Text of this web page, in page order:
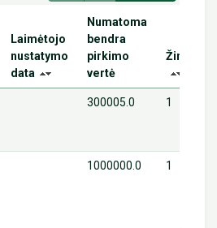
Laimėtojo
nustatymo
data
Numatoma
bendra
pirkimo
vertė
Žingsnis
300005.0 1
1000000.0 1